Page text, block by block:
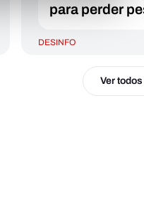
para perder
DESINFO
Ver todos